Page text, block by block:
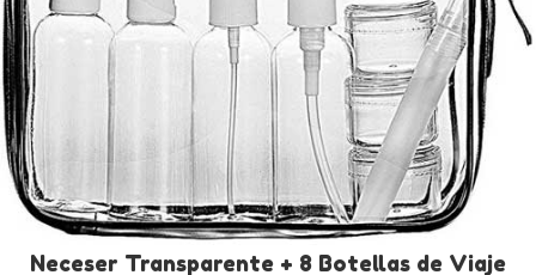
Neceser Transparente + 8 Botellas de Viaje